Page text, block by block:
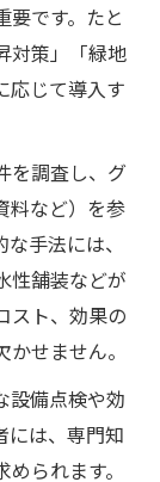
理解する
ラとの主
を設備管
分けのポ
フラの特
ラの設備
の活用法
要です。たと
対策」「緑地
応じて導入す
を調査し、グ
料など）を参
手法には、
性舗装などが
スト、効果の
せません。
設備点検や効
には、専門知
られます。